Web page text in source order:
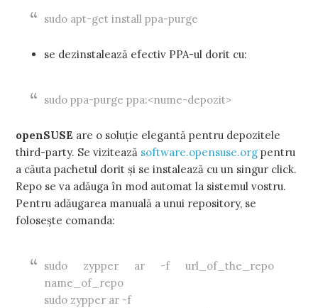
sudo apt-get install ppa-purge
se dezinstalează efectiv PPA-ul dorit cu:
sudo ppa-purge ppa:<nume-depozit>
openSUSE are o soluție elegantă pentru depozitele
third-party. Se vizitează software.opensuse.org pentru
a căuta pachetul dorit și se instalează cu un singur click.
Repo se va adăuga în mod automat la sistemul vostru.
Pentru adăugarea manuală a unui repository, se
folosește comanda:
sudo zypper ar -f url_of_the_repo
name_of_repo
sudo zypper ar -f